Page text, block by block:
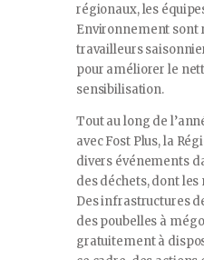
régionaux, les
Environnement sont
travailleurs
pour améliorer le
sensibilisation.
Tout au long de
avec Fost Plus, la
divers événements
des déchets, dont
Des infrastructures
des poubelles à
gratuitement à